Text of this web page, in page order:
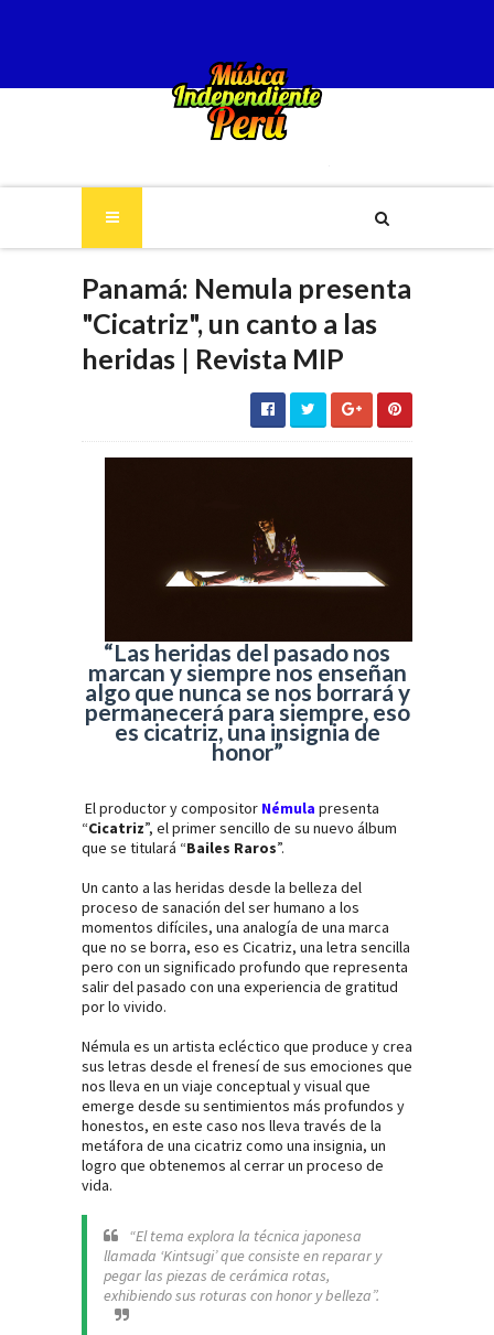
Panamá: Nemula presenta
"Cicatriz", un canto a las
heridas | Revista MIP
“Las heridas del pasado nos
marcan y siempre nos enseñan
algo que nunca se nos borrará y
permanecerá para siempre, eso
es cicatriz, una insignia de
honor”
El productor y compositor Némula presenta
“Cicatriz”, el primer sencillo de su nuevo álbum
que se titulará “Bailes Raros”.
Un canto a las heridas desde la belleza del
proceso de sanación del ser humano a los
momentos difíciles, una analogía de una marca
que no se borra, eso es Cicatriz, una letra sencilla
pero con un significado profundo que representa
salir del pasado con una experiencia de gratitud
por lo vivido.
Némula es un artista ecléctico que produce y crea
sus letras desde el frenesí de sus emociones que
nos lleva en un viaje conceptual y visual que
emerge desde su sentimientos más profundos y
honestos, en este caso nos lleva través de la
metáfora de una cicatriz como una insignia, un
logro que obtenemos al cerrar un proceso de
vida.
“El tema explora la técnica japonesa
llamada ‘Kintsugi’ que consiste en reparar y
pegar las piezas de cerámica rotas,
exhibiendo sus roturas con honor y belleza”.